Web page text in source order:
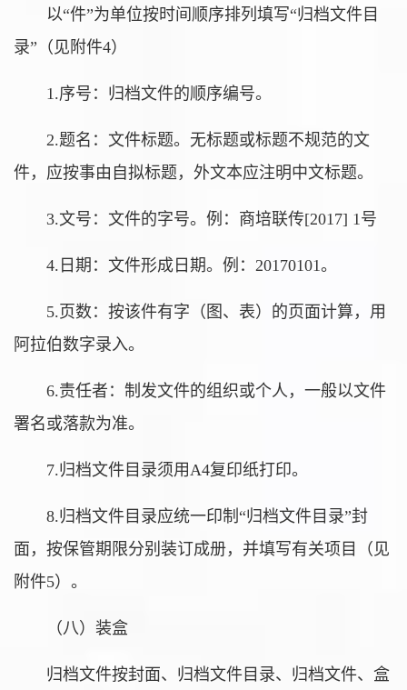
以“件”为单位按时间顺序排列填写“归档文件目
录”（见附件4）
1.序号：归档文件的顺序编号。
2.题名：文件标题。无标题或标题不规范的文
件，应按事由自拟标题，外文本应注明中文标题。
3.文号：文件的字号。例：商培联传[2017] 1号
4.日期：文件形成日期。例：20170101。
5.页数：按该件有字（图、表）的页面计算，用
阿拉伯数字录入。
6.责任者：制发文件的组织或个人，一般以文件
署名或落款为准。
7.归档文件目录须用A4复印纸打印。
8.归档文件目录应统一印制“归档文件目录”封
面，按保管期限分别装订成册，并填写有关项目（见
附件5）。
（八）装盒
归档文件按封面、归档文件目录、归档文件、盒